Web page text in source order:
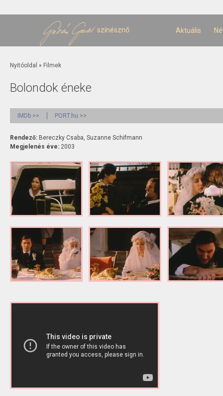
színésznő Aktuális
Jelenlegi hely
Nyitóoldal » Filmek
Bolondok éneke
IMDb >> PORT.hu >>
Rendező: Bereczky Csaba, Suzanne Schifmann
Megjelenés éve: 2003